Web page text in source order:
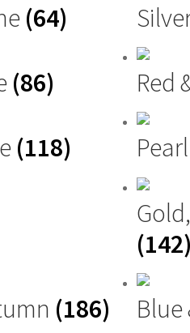
(64)
(86) Red
(118)
(186)